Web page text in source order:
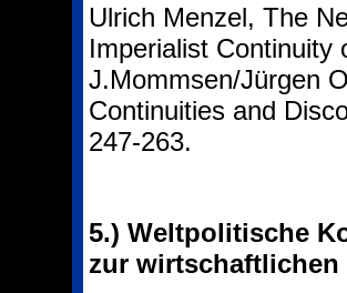
Ulrich Menzel, The
Imperialist Continuity
J.Mommsen/Jürgen
Continuities and
247-263.
5.) Weltpolitische
zur wirtschaftlichen